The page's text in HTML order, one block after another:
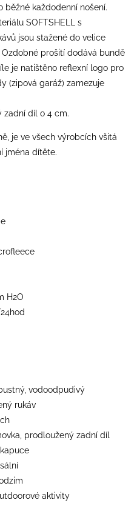
každodenní nošení.
SOFTSHELL s
jsou stažené do velice
prošití dodává bundě
je natištěno reflexní logo pro
(zipová garáž) zamezuje
zadní díl o 4 cm.
je ve všech výrobcích všitá
jména dítěte.
H2O
vodoodpudivý
rukáv
prodloužený zadní díl
aktivity